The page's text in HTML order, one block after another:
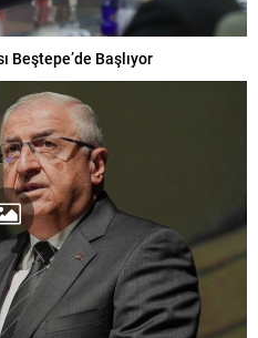
Beştepe’de Başlıyor